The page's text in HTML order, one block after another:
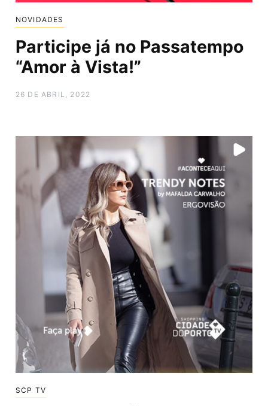
NOVIDADES
Participe já no Passatempo
“Amor à Vista!”
26 DE ABRIL, 2022
SCP TV